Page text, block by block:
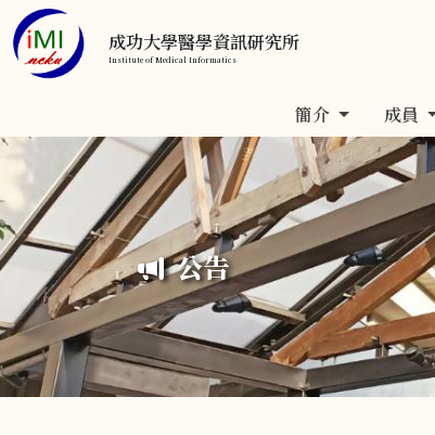
成功大學醫學資訊研究所
Institute of Medical Informatics
簡介 成員
公告